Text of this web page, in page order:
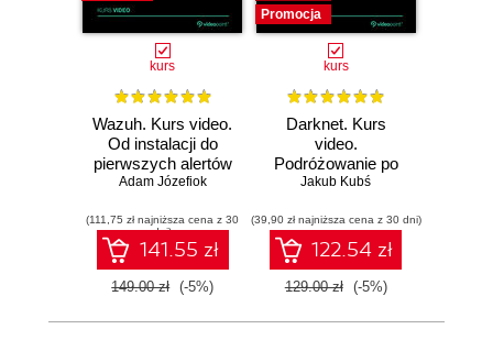
kurs
Wazuh. Kurs video.
Od instalacji do
pierwszych alertów
Adam Józefiok
(111,75 zł najniższa cena z 30
dni)
141.55 zł
149.00 zł (-5%)
Promocja
kurs
Darknet. Kurs
video.
Podróżowanie po
ciemnej stronie
Jakub Kubś
(39,90 zł najniższa cena z 30 dni)
122.54 zł
129.00 zł (-5%)